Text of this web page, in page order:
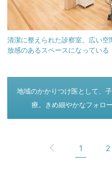
清潔に整えられた診察室。広い空
放感のあるスペースになっている
つぎのペー
地域のかかりつけ医として、
療。きめ細やかなフォロ
1 2